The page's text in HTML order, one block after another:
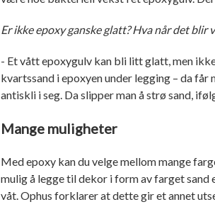
Er ikke epoxy ganske glatt? Hva når det blir
- Et vått epoxygulv kan bli litt glatt, men
kvartssand i epoxyen under legging – da
antiskli i seg. Da slipper man å strø sand,
Mange muligheter
Med epoxy kan du velge mellom mange
mulig å legge til dekor i form av farget sand
våt. Ophus forklarer at dette gir et annet